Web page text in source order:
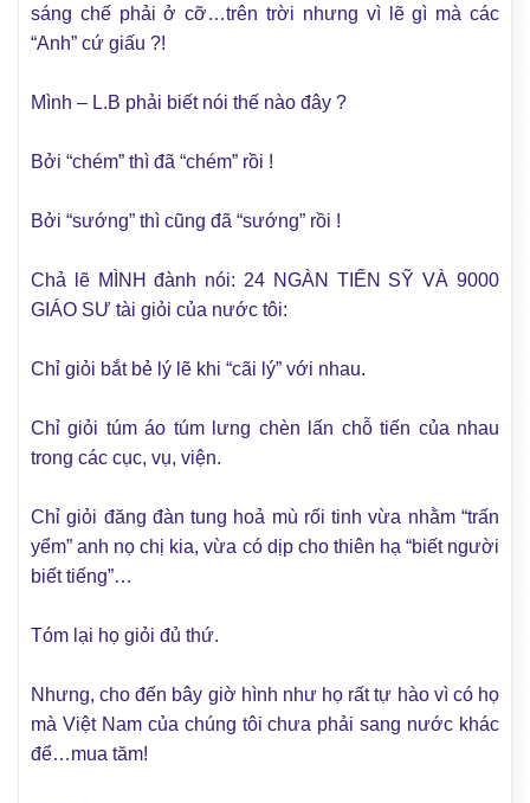
sáng chế phải ở cỡ…trên trời nhưng vì lẽ gì mà các
“Anh” cứ giấu ?!
Mình – L.B phải biết nói thế nào đây ?
Bởi “chém” thì đã “chém” rồi !
Bởi “sướng” thì cũng đã “sướng” rồi !
Chả lẽ MÌNH đành nói: 24 NGÀN TIẾN SỸ VÀ 9000
GIÁO SƯ tài giỏi của nước tôi:
Chỉ giỏi bắt bẻ lý lẽ khi “cãi lý” với nhau.
Chỉ giỏi túm áo túm lưng chèn lấn chỗ tiến của nhau
trong các cục, vụ, viện.
Chỉ giỏi đăng đàn tung hoả mù rối tinh vừa nhằm “trấn
yểm” anh nọ chị kia, vừa có dịp cho thiên hạ “biết người
biết tiếng”…
Tóm lại họ giỏi đủ thứ.
Nhưng, cho đến bây giờ hình như họ rất tự hào vì có họ
mà Việt Nam của chúng tôi chưa phải sang nước khác
để…mua tăm!